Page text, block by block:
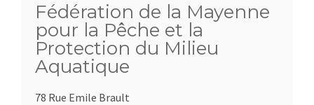
Fédération de la Mayenne
pour la Pêche et la
Protection du Milieu
Aquatique
78 Rue Emile Brault